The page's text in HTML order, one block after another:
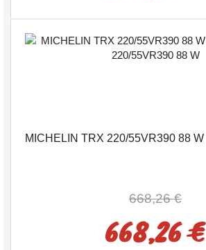
MICHELIN TRX 220/55VR390 88 W
668,26 €
668,26 €